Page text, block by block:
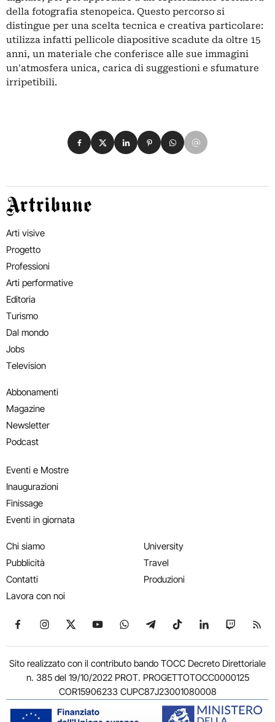
della fotografia stenopeica. Questo percorso si
distingue per una scelta tecnica e creativa particolare:
utilizza infatti pellicole diapositive scadute da oltre 15
anni, un materiale che conferisce alle sue immagini
un'atmosfera unica, carica di suggestioni e sfumature
irripetibili.
Condividi su Facebook
Condividi su X
Condividi su LinkedIn
Condividi su Pinterest
Condividi su WhatsApp
Condividi su Email
Artribune
Arti visive
Progetto
Professioni
Arti performative
Editoria
Turismo
Dal mondo
Jobs
Television
Abbonamenti
Magazine
Newsletter
Podcast
Eventi e Mostre
Inaugurazioni
Finissage
Eventi in giornata
Chi siamo
Pubblicità
Contatti
Lavora con noi
University
Travel
Produzioni
Seguici su Facebook
Seguici su Instagram
Seguici su X
Seguici su YouTube
Seguici su WhatsApp
Seguici su Telegram
Seguici su TikTok
Seguici su
Seguici
Sito realizzato con il contributo bando TOCC Decreto Direttoriale
n. 385 del 19/10/2022 PROT. PROGETTOTOCC0000125
COR15906233 CUPC87J23001080008